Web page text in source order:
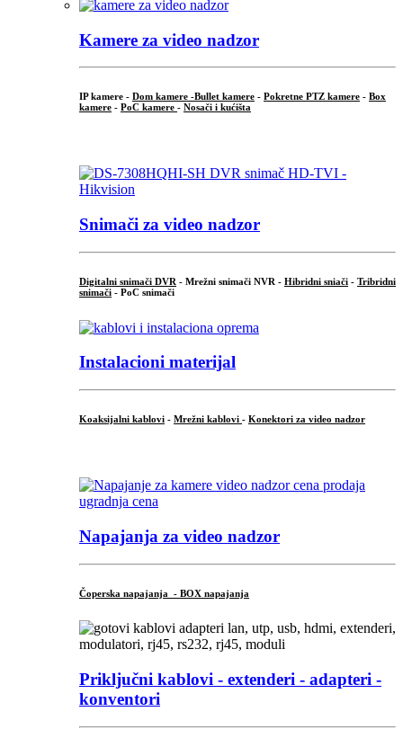
Kamere za video nadzor
IP kamere - Dom kamere -Bullet kamere - Pokretne PTZ kamere - Box
kamere - PoC kamere - Nosači i kućišta
Snimači za video nadzor
Digitalni snimači DVR - Mrežni snimači NVR - Hibridni sniači - Tribridni
snimači - PoC snimači
Instalacioni materijal
Koaksijalni kablovi - Mrežni kablovi - Konektori za video nadzor
Napajanja za video nadzor
Čoperska napajanja - BOX napajanja
Priključni kablovi - extenderi - adapteri -
konventori